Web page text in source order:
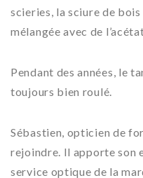
scieries, la sciure de
mélangée avec de
Pendant des années, le
toujours bien roulé.
Sébastien, opticien de
rejoindre. Il apporte son
service optique de la